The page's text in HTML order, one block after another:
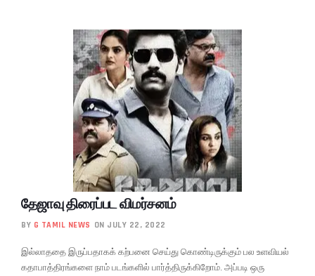
தேஜாவு திரைப்பட விமர்சனம்
BY G TAMIL NEWS ON JULY 22, 2022
இல்லாததை இருப்பதாகக் கற்பனை செய்து கொண்டிருக்கும் பல உளவியல்
கதாபாத்திரங்களை நாம் படங்களில் பார்த்திருக்கிறோம். அப்படி ஒரு